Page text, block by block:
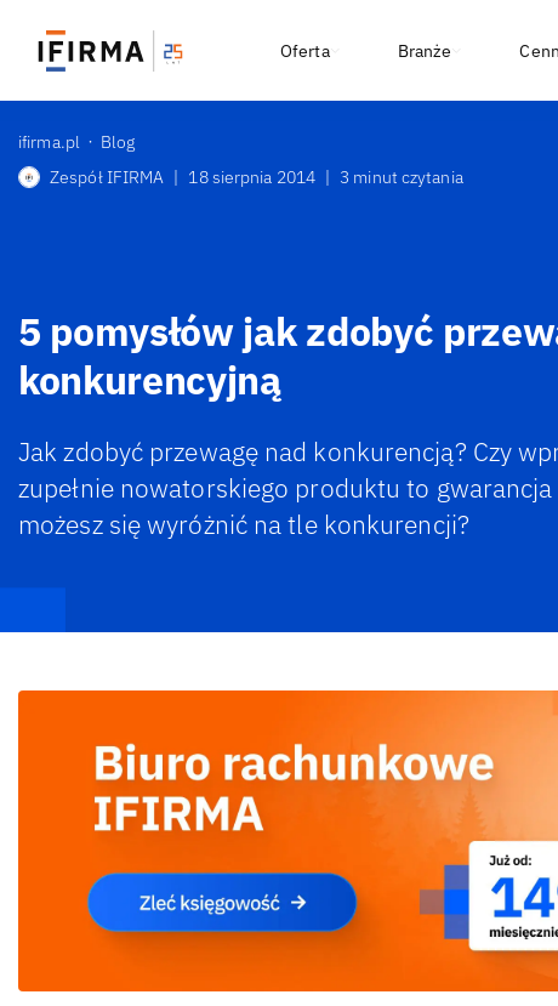
Oferta Branże
ifirma.pl
Blog
Zespół IFIRMA | 18 sierpnia 2014 | 3 minut czytania
5 pomysłów jak zdobyć
konkurencyjną
Jak zdobyć przewagę nad konkurencją? Czy
zupełnie nowatorskiego produktu to gwarancja
możesz się wyróżnić na tle konkurencji?